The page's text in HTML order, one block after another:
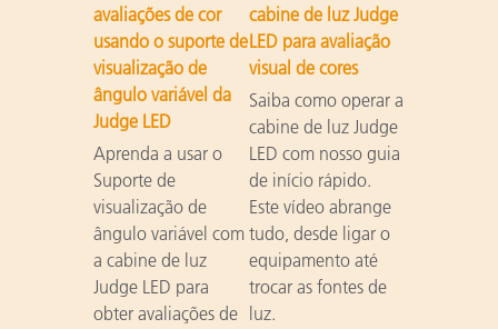
avaliações de cor
usando o suporte de
visualização de
ângulo variável da
Judge LED
Aprenda a usar o
Suporte de
visualização de
ângulo variável com
a cabine de luz
Judge LED para
obter avaliações de
cabine de luz Judge
LED para avaliação
visual de cores
Saiba como operar a
cabine de luz Judge
LED com nosso guia
de início rápido.
Este vídeo abrange
tudo, desde ligar o
equipamento até
trocar as fontes de
luz.